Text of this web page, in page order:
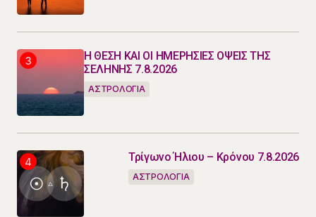
Η ΘΕΣΗ ΚΑΙ ΟΙ ΗΜΕΡΗΣΙΕΣ ΟΨΕΙΣ ΤΗΣ
ΣΕΛΗΝΗΣ 7.8.2026
ΑΣΤΡΟΛΟΓΙΑ
Τρίγωνο Ήλιου – Κρόνου 7.8.2026
ΑΣΤΡΟΛΟΓΙΑ